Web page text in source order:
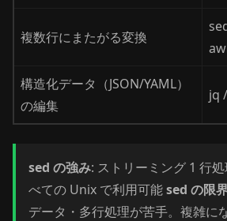
複数行にまたがる変換
構造化データ（JSON/YAML）
の編集
jq
sed の強み: ストリーミング 1 行
べての Unix で利用可能sed の限
データ・多行処理が苦手。複雑に